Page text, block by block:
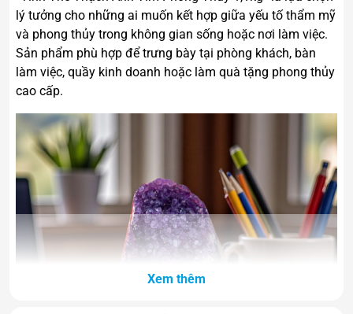
lý tưởng cho những ai muốn kết hợp giữa yếu tố thẩm mỹ
và phong thủy trong không gian sống hoặc nơi làm việc.
Sản phẩm phù hợp để trưng bày tại phòng khách, bàn
làm việc, quầy kinh doanh hoặc làm quà tặng phong thủy
cao cấp.
Xem thêm